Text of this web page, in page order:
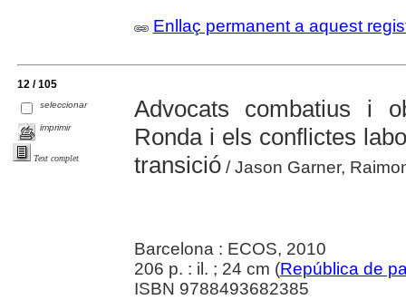
Enllaç permanent a aquest
12 / 105
seleccionar
imprimir
Text complet
Advocats combatius i
Ronda i els conflictes
transició/ Jason Garner,
Barcelona : ECOS, 2010
206 p. : il. ; 24 cm (República de
ISBN 9788493682385